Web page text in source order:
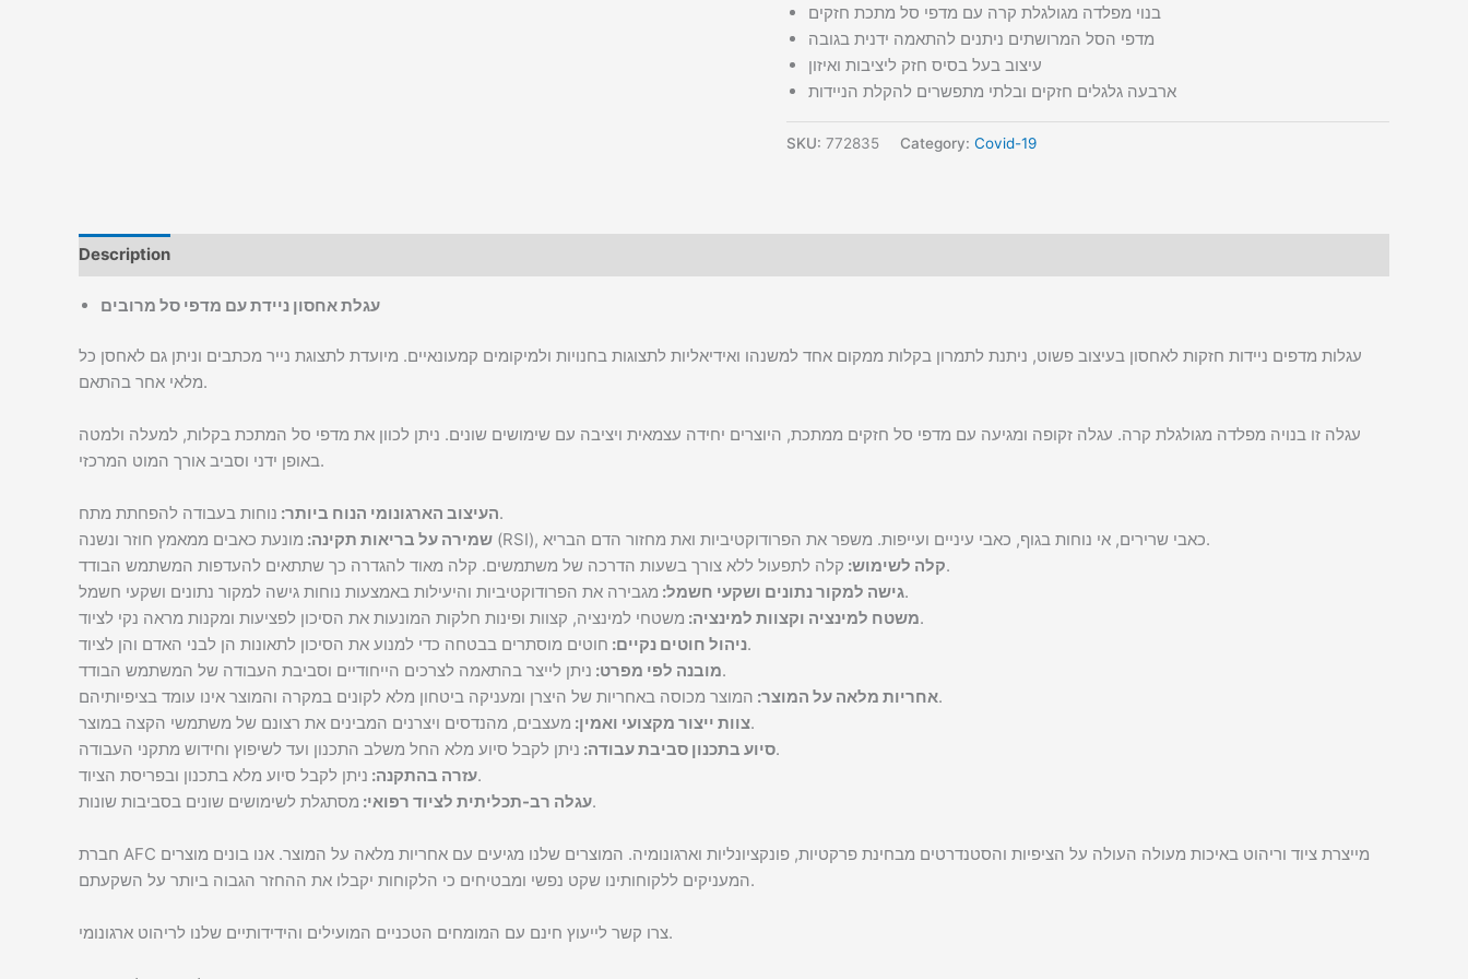
בנוי מפלדה מגולגלת קרה עם מדפי סל מתכת חזקים
מדפי הסל המרושתים ניתנים להתאמה ידנית בגובה
עיצוב בעל בסיס חזק ליציבות ואיזון
ארבעה גלגלים חזקים ובלתי מתפשרים להקלת הניידות
SKU: 772835 Category: Covid-19
Description
עגלת אחסון ניידת עם מדפי סל מרובים
עגלות מדפים ניידות חזקות לאחסון בעיצוב פשוט, ניתנת לתמרון בקלות ממקום אחד למשנהו ואידיאליות לתצוגות בחנויות ולמיקומים קמעונאיים. מיועדת לתצוגת נייר מכתבים וניתן גם לאחסן כל
מלאי אחר בהתאם.
עגלה זו בנויה מפלדה מגולגלת קרה. עגלה זקופה ומגיעה עם מדפי סל חזקים ממתכת, היוצרים יחידה עצמאית ויציבה עם שימושים שונים. ניתן לכוון את מדפי סל המתכת בקלות, למעלה ולמטה
באופן ידני וסביב אורך המוט המרכזי.
העיצוב הארגונומי הנוח ביותר:נוחות בעבודה להפחתת מתח.
שמירה על בריאות תקינה:
מונעת כאבים ממאמץ חוזר ונשנה (RSI), כאבי שרירים, אי נוחות בגוף, כאבי עיניים ועייפות. משפר את הפרודוקטיביות ואת מחזור הדם הבריא.
קלה לשימוש:קלה לתפעול ללא צורך בשעות הדרכה של משתמשים. קלה מאוד להגדרה כך שתתאים להעדפות המשתמש הבודד.
גישה למקור נתונים ושקעי חשמל:מגבירה את הפרודוקטיביות והיעילות באמצעות נוחות גישה למקור נתונים ושקעי חשמל.
משטח למינציה וקצוות למינציה:משטחי למינציה, קצוות ופינות חלקות המונעות את הסיכון לפציעות ומקנות מראה נקי לציוד.
ניהול חוטים נקיים:חוטים מוסתרים בבטחה כדי למנוע את הסיכון לתאונות הן לבני האדם והן לציוד.
מובנה לפי מפרט:ניתן לייצר בהתאמה לצרכים הייחודיים וסביבת העבודה של המשתמש הבודד.
אחריות מלאה על המוצר:המוצר מכוסה באחריות של היצרן ומעניקה ביטחון מלא לקונים במקרה והמוצר אינו עומד בציפיותיהם.
צוות ייצור מקצועי ואמין:מעצבים, מהנדסים ויצרנים המבינים את רצונם של משתמשי הקצה במוצר.
סיוע בתכנון סביבת עבודה:ניתן לקבל סיוע מלא החל משלב התכנון ועד לשיפוץ וחידוש מתקני העבודה.
עזרה בהתקנה:ניתן לקבל סיוע מלא בתכנון ובפריסת הציוד.
עגלה רב-תכליתית לציוד רפואי:מסתגלת לשימושים שונים בסביבות שונות.
חברת AFC מייצרת ציוד וריהוט באיכות מעולה העולה על הציפיות והסטנדרטים מבחינת פרקטיות, פונקציונליות וארגונומיה. המוצרים שלנו מגיעים עם אחריות מלאה על המוצר. אנו בונים מוצרים
המעניקים ללקוחותינו שקט נפשי ומבטיחים כי הלקוחות יקבלו את ההחזר הגבוה ביותר על השקעתם.
צרו קשר לייעוץ חינם עם המומחים הטכניים המועילים והידידותיים שלנו לריהוט ארגונומי.